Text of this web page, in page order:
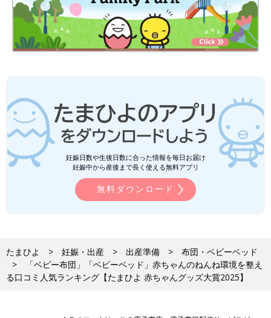
Amazonで見る
楽天市場で見る
日本製で、素材や機能性にもこだわりあり。品質のよさや老舗ブ
ランドの信頼感から、長年変わらずに人気を集めているブラン
ド。
妊娠日数や生後日数に合った情報を毎日お届け
妊娠中から産後まで長く使える無料アプリ
無料ダウンロード
たまひよ 妊娠・出産 出産準備
布団・ベビーベッド
「ベビー布団」「ベビーベッド」赤ちゃんのねんね環境を整え
る口コミ人気ランキング【たまひよ 赤ちゃんグッズ大賞2025】